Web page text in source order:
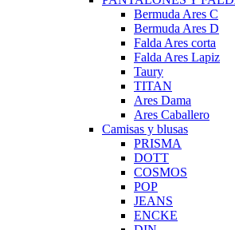
Bermuda Ares C
Bermuda Ares D
Falda Ares corta
Falda Ares Lapiz
Taury
TITAN
Ares Dama
Ares Caballero
Camisas y blusas
PRISMA
DOTT
COSMOS
POP
JEANS
ENCKE